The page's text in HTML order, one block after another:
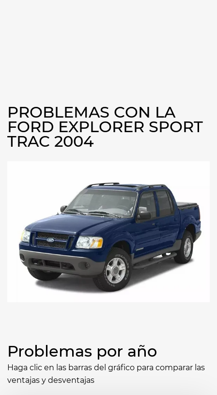
PROBLEMAS CON LA
FORD EXPLORER SPORT
TRAC 2004
Problemas por año
Haga clic en las barras del gráfico para comparar las
ventajas y desventajas